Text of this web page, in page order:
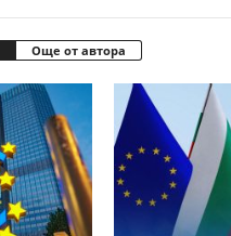
Още от автора